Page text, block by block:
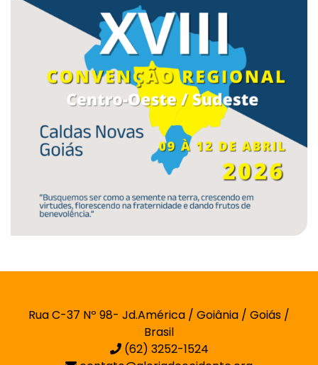
Rua C-37 Nº 98- Jd.América / Goiânia / Goiás /
Brasil
(62) 3252-1524